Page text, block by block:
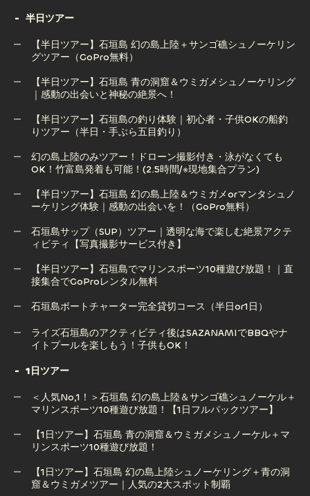
半日ツアー
【半日ツアー】石垣島 幻の島上陸＋サンゴ礁シュノーケリン
グツアー（GoPro無料）
【半日ツアー】石垣島 幻の島上陸＋サンゴ礁シュノーケリン
グツアー（GoPro無料）
【半日ツアー】石垣島 青の洞窟＆ウミガメシュノーケリング
｜感動の出会いと神秘の絶景へ！
【半日ツアー】石垣島 青の洞窟＆ウミガメシュノーケリング
【半日ツアー】石垣島の釣り体験｜初心者・子供OKの船釣
りツアー（半日・手ぶら五目釣り）
【半日ツアー】石垣島の釣り体験｜初心者・子供OKの船釣
幻の島上陸のみツアー！ドローン撮影付き・泳がなくても
OK！竹富島発着も可能！(2.5時間/※現地集合プラン)
幻の島上陸のみツアー！ドローン撮影付き・泳がなくても
【半日ツアー】石垣島 幻の島上陸＆ウミガメorマンタシュノ
ーケリング体験｜感動の出会いを！（GoPro無料）
【半日ツアー】石垣島 幻の島上陸＆ウミガメorマンタシュノ
石垣島サップ（SUP）ツアー｜透明な海で楽しむ絶景アクテ
ィビティ【写真撮影サービス付き】
石垣島サップ（SUP）ツアー｜透明な海で楽しむ絶景アクテ
【半日ツアー】石垣島でマリンスポーツ10種遊び放題！｜直
接集合でGoProレンタル無料
接集合でGoProレンタル無料
石垣島ボートチャーター完全貸切コース（半日or1日）
石垣島ボートチャーター完全貸切コース（半日or1日）
ライズ石垣島のアクティビティ後はSAZANAMIでBBQやナ
イトプールを楽しもう！子供もOK！
イトプールを楽しもう！子供もOK！
1日ツアー
＜人気No,1！＞石垣島 幻の島上陸＆サンゴ礁シュノーケル＋
マリンスポーツ10種遊び放題！【1日フルパックツアー】
＜人気No,1！＞石垣島 幻の島上陸＆サンゴ礁シュノーケル＋
【1日ツアー】石垣島 青の洞窟＆ウミガメシュノーケル＋マ
リンスポーツ10種遊び放題！
【1日ツアー】石垣島 青の洞窟＆ウミガメシュノーケル＋マ
【1日ツアー】石垣島 幻の島上陸シュノーケリング＋青の洞
窟＆ウミガメツアー｜人気の2大スポット制覇